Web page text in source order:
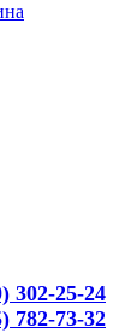
302-25-24
782-73-32